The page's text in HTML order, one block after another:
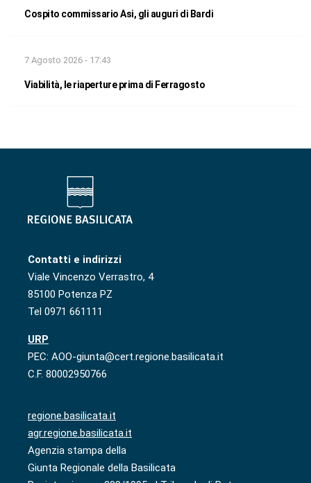
Cospito commissario Asi, gli auguri di Bardi
7 Agosto 2026 - 17:43
Viabilità, le riaperture prima di Ferragosto
Contatti e indirizzi
Viale Vincenzo Verrastro, 4
85100 Potenza PZ
Tel 0971 661111
URP
PEC: AOO-giunta@cert.regione.basilicata.it
C.F. 80002950766
regione.basilicata.it
agr.regione.basilicata.it
Agenzia stampa della
Giunta Regionale della Basilicata